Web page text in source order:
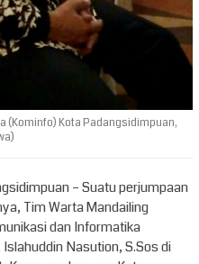
(Kominfo) Kota Padangsidimpuan,
– Suatu perjumpaan
Tim Warta Mandailing
dan Informatika
Nasution, S.Sos di